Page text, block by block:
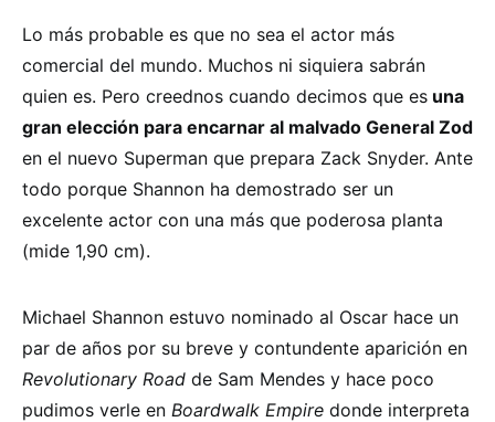
Lo más probable es que no sea el actor más
comercial del mundo. Muchos ni siquiera sabrán
quien es. Pero creednos cuando decimos que es una
gran elección para encarnar al malvado General Zod
en el nuevo Superman que prepara Zack Snyder. Ante
todo porque Shannon ha demostrado ser un
excelente actor con una más que poderosa planta
(mide 1,90 cm).
Michael Shannon estuvo nominado al Oscar hace un
par de años por su breve y contundente aparición en
Revolutionary Road de Sam Mendes y hace poco
pudimos verle en Boardwalk Empire donde interpreta